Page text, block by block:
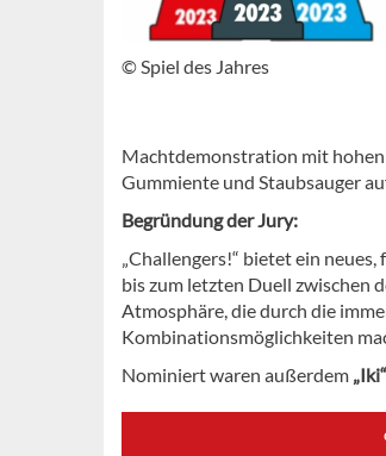
© Spiel des Jahres
Machtdemonstration mit hohen
Gummiente und Staubsauger
Begründung der Jury:
„Challengers!“ bietet ein
bis zum letzten Duell zwischen
Atmosphäre, die durch die
Kombinationsmöglichkeiten
Nominiert waren außerdem „Iki“